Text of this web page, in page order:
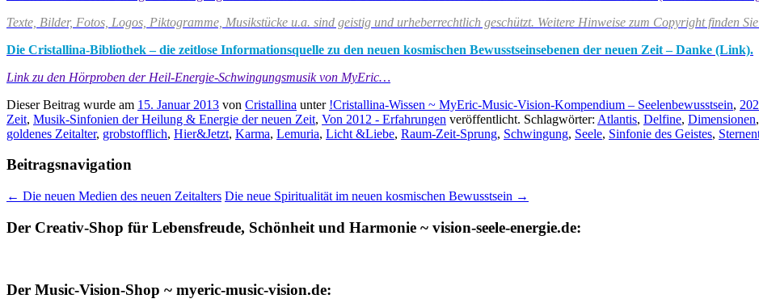
Texte, Bilder, Fotos, Logos, Piktogramme, Musikstücke u.a. sind geistig und urheberrechtlich geschützt. Weitere Hinweise zum Copyright finden
Die Cristallina-Bibliothek – die zeitlose Informationsquelle zu den neuen kosmischen Bewusstseinsebenen der neuen Zeit – Danke (Link).
Link zu den Hörproben der Heil-Energie-Schwingungsmusik von MyEric…
Dieser Beitrag wurde am 15. Januar 2013 von Cristallina unter !Cristallina-Wissen ~ MyEric-Music-Vision-Kompendium – Seelenbewusstsein,
Zeit, Musik-Sinfonien der Heilung & Energie der neuen Zeit, Von 2012 - Erfahrungen veröffentlicht. Schlagwörter: Atlantis, Delfine, Dimensionen,
goldenes Zeitalter, grobstofflich, Hier&Jetzt, Karma, Lemuria, Licht &Liebe, Raum-Zeit-Sprung, Schwingung, Seele, Sinfonie des Geistes,
Beitragsnavigation
← Die neuen Medien des neuen Zeitalters Die neue Spiritualität im neuen kosmischen Bewusstsein →
Der Creativ-Shop für Lebensfreude, Schönheit und Harmonie ~ vision-seele-energie.de:
Der Music-Vision-Shop ~ myeric-music-vision.de: